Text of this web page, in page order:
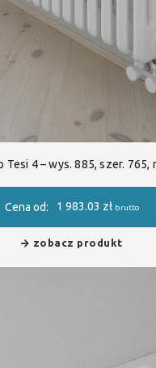
Tesi 4 – wys. 885, szer. 765,
Cena od: 1 983.03 zł brutto
zobacz produkt